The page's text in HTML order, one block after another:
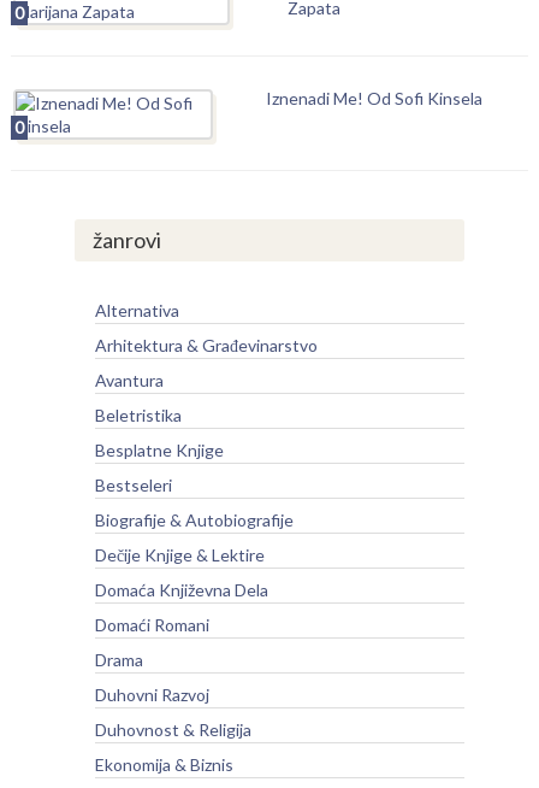
0 Zapata
0
Iznenadi Me! Od Sofi Kinsela
žanrovi
Alternativa
Arhitektura & Građevinarstvo
Avantura
Beletristika
Besplatne Knjige
Bestseleri
Biografije & Autobiografije
Dečije Knjige & Lektire
Domaća Književna Dela
Domaći Romani
Drama
Duhovni Razvoj
Duhovnost & Religija
Ekonomija & Biznis